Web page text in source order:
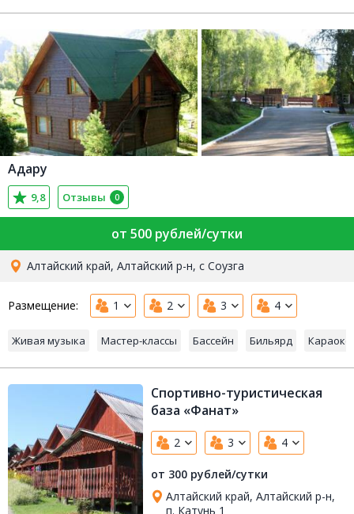
Адару
9,8 Отзывы 0
от 500 рублей/сутки
Алтайский край, Алтайский р-н, с Соузга
Размещение: 1 2 3 4
Живая музыка Мастер-классы Бассейн Бильярд Караоке
Спортивно-туристическая
база «Фанат»
2 3 4
от 300 рублей/сутки
Алтайский край, Алтайский р-н,
п. Катунь 1